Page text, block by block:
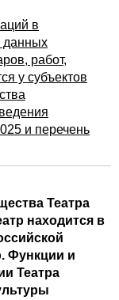
в
данных
работ,
у субъектов
и перечень
Театра
находится в
Функции и
Театра